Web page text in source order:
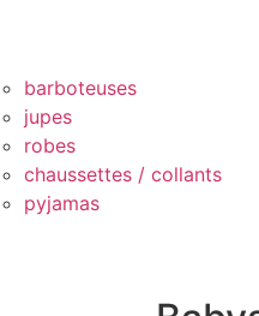
barboteuses
jupes
robes
chaussettes / collants
pyjamas